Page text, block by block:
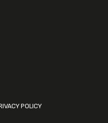
POLICY